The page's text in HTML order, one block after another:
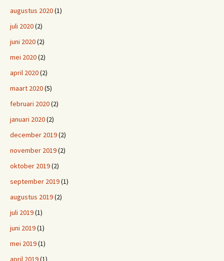
augustus 2020(1)
juli 2020(2)
juni 2020(2)
mei 2020(2)
april 2020(2)
maart 2020(5)
februari 2020(2)
januari 2020(2)
december 2019(2)
november 2019(2)
oktober 2019(2)
september 2019(1)
augustus 2019(2)
juli 2019(1)
juni 2019(1)
mei 2019(1)
april 2019(1)